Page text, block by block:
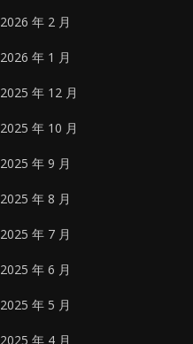
2026 年 2 月
2026 年 1 月
2025 年 12 月
2025 年 10 月
2025 年 9 月
2025 年 8 月
2025 年 7 月
2025 年 6 月
2025 年 5 月
2025 年 4 月